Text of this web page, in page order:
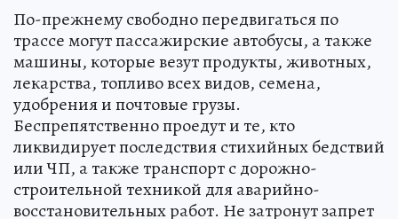
По-прежнему свободно передвигаться по
трассе могут пассажирские автобусы, а также
машины, которые везут продукты, животных,
лекарства, топливо всех видов, семена,
удобрения и почтовые грузы.
Беспрепятственно проедут и те, кто
ликвидирует последствия стихийных бедствий
или ЧП, а также транспорт с дорожно-
строительной техникой для аварийно-
восстановительных работ. Не затронут запрет